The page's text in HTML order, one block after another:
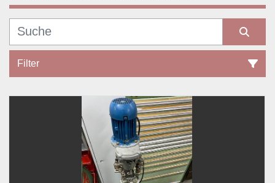
Filter
Dosenverschlussmaschine (1)
Sortieren nach